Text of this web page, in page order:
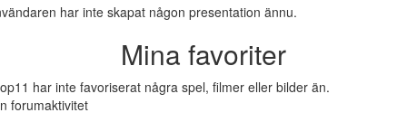
har inte skapat någon presentation ännu.
Mina favoriter
har inte favoriserat några spel, filmer eller bilder än.
forumaktivitet